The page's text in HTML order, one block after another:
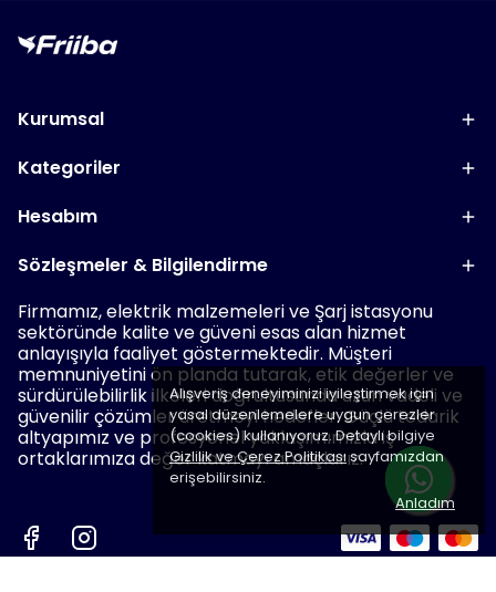
Alışveriş deneyiminizi iyileştirmek için
yasal düzenlemelere uygun çerezler
(cookies) kullanıyoruz. Detaylı bilgiye
Gizlilik ve Çerez Politikasısayfamızdan
erişebilirsiniz.
Anladım
Kurumsal
Kategoriler
Hesabım
Sözleşmeler & Bilgilendirme
Firmamız, elektrik malzemeleri ve Şarj istasyonu
sektöründe kalite ve güveni esas alan hizmet
anlayışıyla faaliyet göstermektedir. Müşteri
memnuniyetini ön planda tutarak, etik değerler ve
sürdürülebilirlik ilkeleri doğrultusunda uzun vadeli ve
güvenilir çözümler üretmeyi hedefler. Güçlü tedarik
altyapımız ve profesyonel yaklaşımımızla iş
ortaklarımıza değer katmayı amaçlarız.